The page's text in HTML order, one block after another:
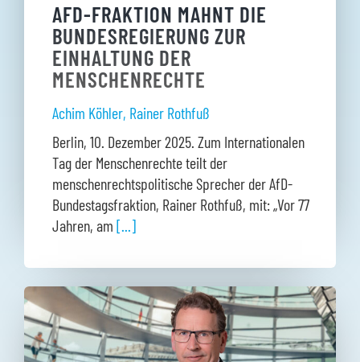
AFD-FRAKTION MAHNT DIE
BUNDESREGIERUNG ZUR
EINHALTUNG DER
MENSCHENRECHTE
Achim Köhler, Rainer Rothfuß
Berlin, 10. Dezember 2025. Zum Internationalen
Tag der Menschenrechte teilt der
menschenrechtspolitische Sprecher der AfD-
Bundestagsfraktion, Rainer Rothfuß, mit: „Vor 77
Jahren, am [...]